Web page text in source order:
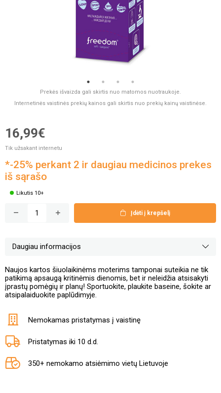
Prekės išvaizda gali skirtis nuo matomos nuotraukoje.
Internetinės vaistinės prekių kainos gali skirtis nuo prekių kainų vaistinėse.
16,99€
Tik užsakant internetu
*-25% perkant 2 ir daugiau medicinos prekes
iš sąrašo
Likutis 10+
Įdėti į krepšelį
Daugiau informacijos
Naujos kartos šiuolaikinėms moterims tamponai suteikia ne tik
patikimą apsaugą kritinėmis dienomis, bet ir neleidžia atsisakyti
įprastų pomėgių ir planų! Sportuokite, plaukite baseine, šokite ar
atsipalaiduokite paplūdimyje.
Nemokamas pristatymas į vaistinę
Pristatymas iki 10 d.d.
350+ nemokamo atsiėmimo vietų Lietuvoje